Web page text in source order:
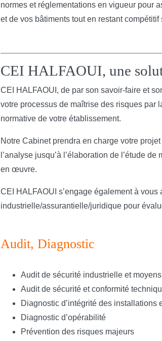
normes et réglementations en vigueur pour
et de vos bâtiments tout en restant compétitif
CEI HALFAOUI, une
CEI HALFAOUI, de par son savoir-faire et
votre processus de maîtrise des risques par
normative de votre établissement.
Notre Cabinet prendra en charge votre
l’analyse jusqu’à l’élaboration de l’étude
en œuvre.
CEI HALFAOUI s’engage également à
industrielle/assurantielle/juridique pour
Audit, Diagnostic
Audit de sécurité industrielle et
Audit de sécurité et conformité
Diagnostic d’intégrité des installations
Diagnostic d’opérabilité
Prévention des risques majeurs